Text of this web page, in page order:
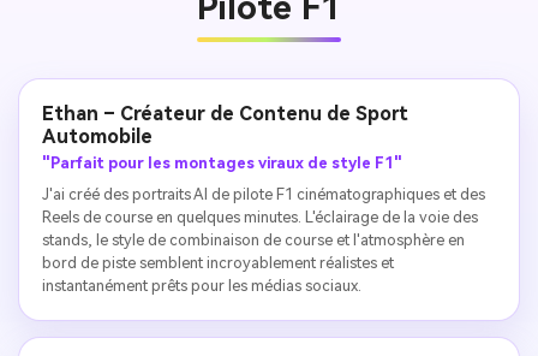
Ethan – Créateur de Contenu de Sport
Automobile
"Parfait pour les montages viraux de style F1"
J'ai créé des portraits AI de pilote F1 cinématographiques et des
Reels de course en quelques minutes. L'éclairage de la voie des
stands, le style de combinaison de course et l'atmosphère en
bord de piste semblent incroyablement réalistes et
instantanément prêts pour les médias sociaux.